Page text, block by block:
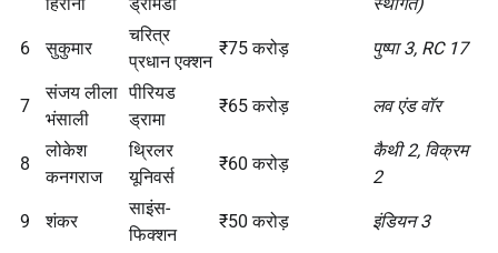
6 सुकुमार
चरित्र
प्रधान एक्शन
₹75 करोड़ पुष्पा 3, RC 17
7
संजय लीला
भंसाली
पीरियड
ड्रामा
₹65 करोड़ लव एंड वॉर
8
लोकेश
कनगराज
थ्रिलर
यूनिवर्स
₹60 करोड़
कैथी 2, विक्रम
2
9 शंकर
साइंस-
फिक्शन
₹50 करोड़ इंडियन 3